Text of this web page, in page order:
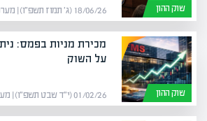
שוק ההון 18/06/26 (ג׳ תמוז תשפ״ו) | מערכת אפיק
שוק ההון
מכירת מניות בפמס:
על השוק
01/02/26 (י״ד שבט תשפ״ו) | מערכת אפיק